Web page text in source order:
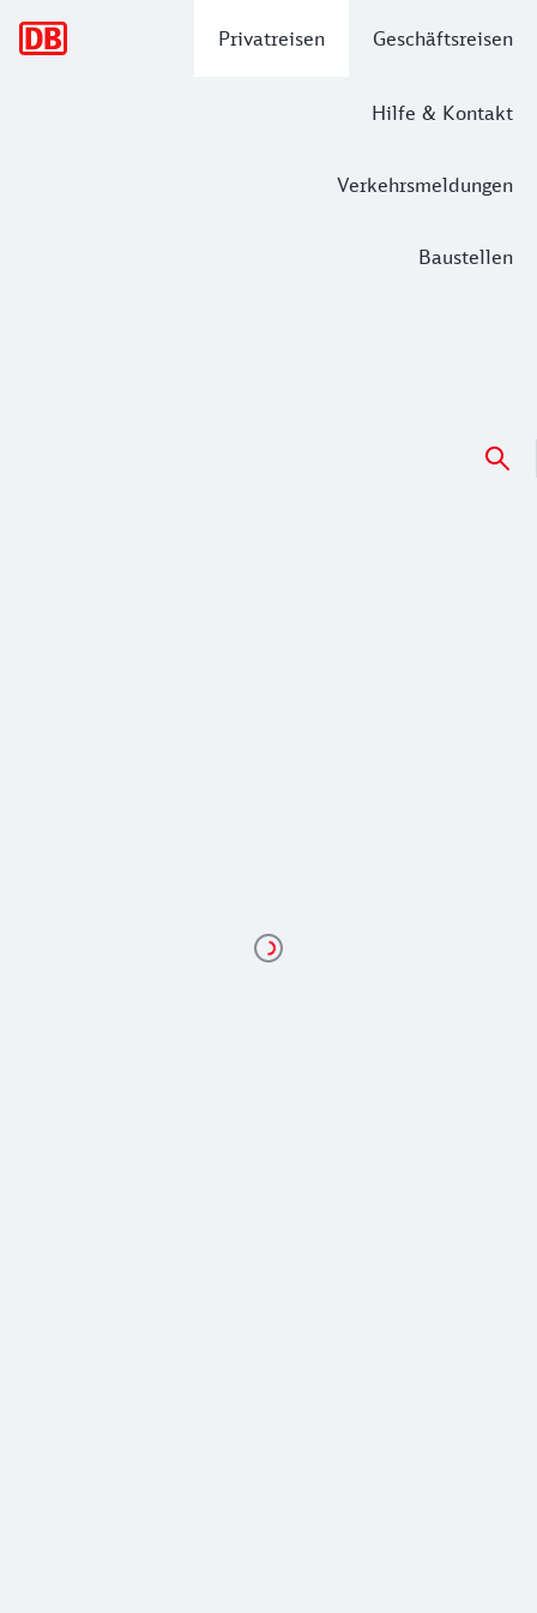
Privatreisen Geschäftsreisen
Hilfe & Kontakt
Verkehrsmeldungen
Baustellen